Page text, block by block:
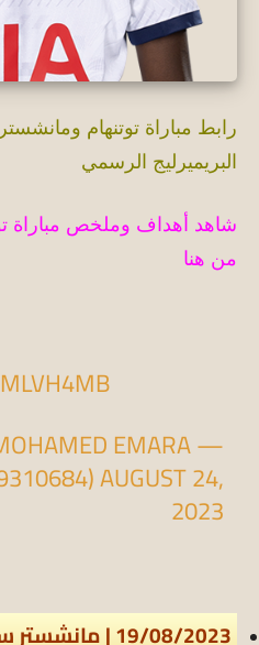
رابط مباراة توتنهام
البريميرليج الرسمي
شاهد أهداف وملخص مباراة
من هنا
EMARA
AUGUST 24,
2023